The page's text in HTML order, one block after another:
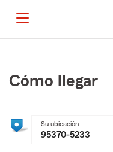
principal
Cómo llegar
Su ubicación